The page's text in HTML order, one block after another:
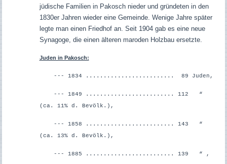
jüdische Familien in Pakosch nieder und gründeten in den
1830er Jahren wieder eine Gemeinde. Wenige Jahre später
legte man einen Friedhof an. Seit 1904 gab es eine neue
Synagoge, die einen älteren maroden Holzbau ersetzte.
Juden in Pakosch:
--- 1834 ......................... 89 Juden,
--- 1849 ......................... 112 “
(ca. 11% d. Bevölk.),
--- 1858 ......................... 143 “
(ca. 13% d. Bevölk.),
--- 1885 ......................... 139 “ ,